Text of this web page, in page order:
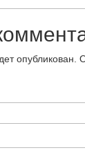
опубликован.